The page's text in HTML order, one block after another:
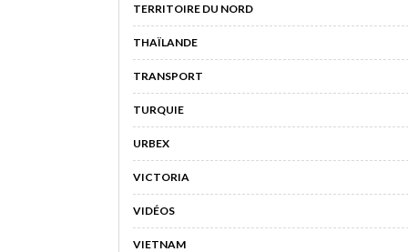
TERRITOIRE DU NORD
THAÏLANDE
TRANSPORT
TURQUIE
URBEX
VICTORIA
VIDÉOS
VIETNAM